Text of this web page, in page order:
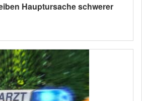
Hauptursache schwerer